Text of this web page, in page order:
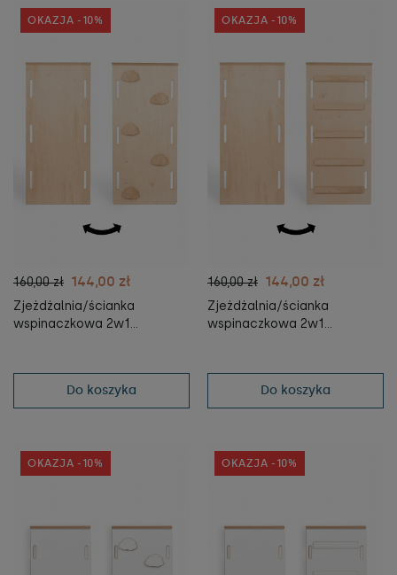
160,00 zł 144,00 zł
Zjeżdżalnia/ścianka
wspinaczkowa 2w1
Do koszyka
OKAZJA -10%
160,00 zł 144,00 zł
Zjeżdżalnia/ścianka
wspinaczkowa 2w1
Do koszyka
OKAZJA -10%
OKAZJA -10% OKAZJA -10%